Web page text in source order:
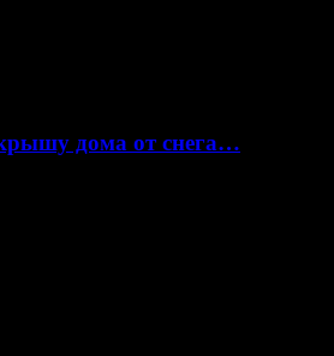
дома от снега…